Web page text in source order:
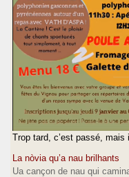
Trop tard, c’est passé,
La nòvia qu’a nau brilhants
Ua cançon de nau qui